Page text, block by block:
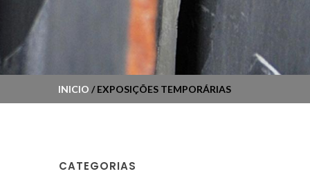
INICIO / EXPOSIÇÕES TEMPORÁRIAS
CATEGORIAS